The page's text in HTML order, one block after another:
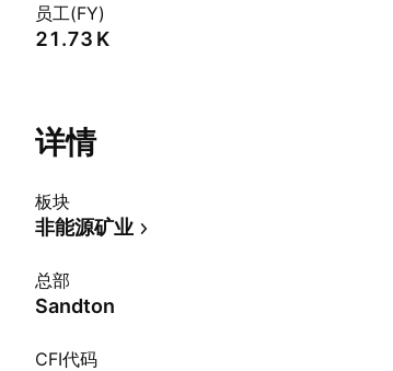
员工(FY)
‪21.73 K‬
详情
板块
非能源矿业
总部
Sandton
CFI代码